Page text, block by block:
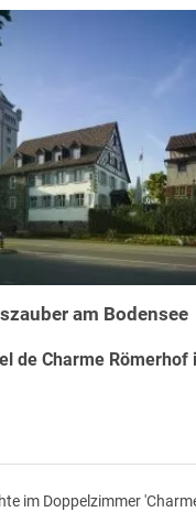
am Bodensee
de Charme Römerhof
im Doppelzimmer